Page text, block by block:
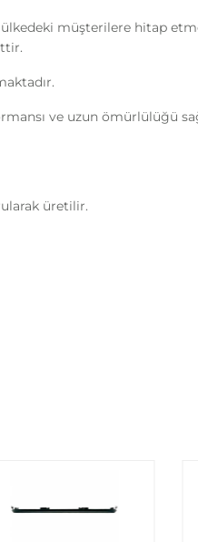
müşterilere hitap
ve uzun ömürlülüğü
üretilir.